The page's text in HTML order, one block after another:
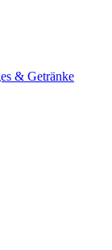
& Getränke